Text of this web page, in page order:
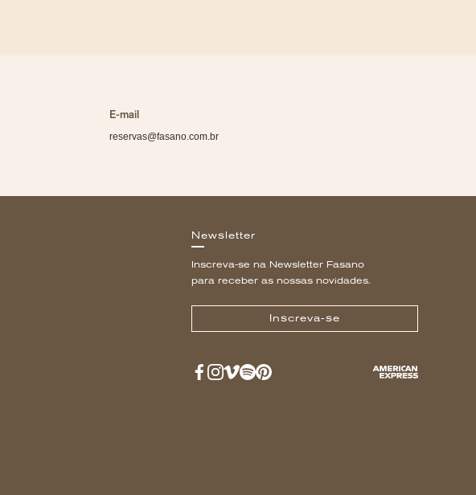
E-mail
reservas@fasano.com.br
Newsletter
Inscreva-se na Newsletter Fasano
para receber as nossas novidades.
Inscreva-se